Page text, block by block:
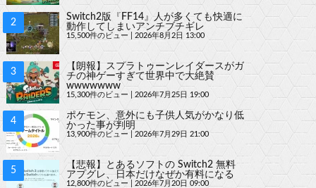
Switch2版『FF14』人が多くても快適に
動作してしまいアンチブチギレ
15,500件のビュー 2026年8月2日 13:00
【朗報】スプラトゥーンレイダースがガ
チの神ゲーすぎて世界中で大絶賛
wwwwwww
15,300件のビュー 2026年7月25日 19:00
ポケモン、意外にも子供人気がかなり低
かった事が判明
13,900件のビュー 2026年7月29日 21:00
【悲報】とあるソフトの Switch2 無料
アプグレ、日本だけなぜか有料になる
12,800件のビュー 2026年7月20日 09:00